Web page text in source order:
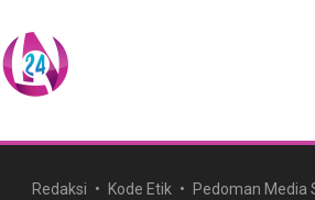
Redaksi Kode Etik Pedoman Media